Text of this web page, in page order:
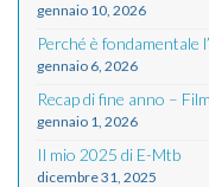
gennaio 10, 2026
Perché è fondamentale
gennaio 6, 2026
Recap di fine anno –
gennaio 1, 2026
Il mio 2025 di E-Mtb
dicembre 31, 2025